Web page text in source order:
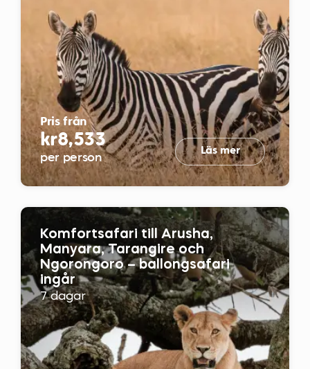
Pris från
kr8,533
per person
Läs mer
Komfortsafari till Arusha,
Manyara, Tarangire och
Ngorongoro – ballongsafari
ingår
7 dagar